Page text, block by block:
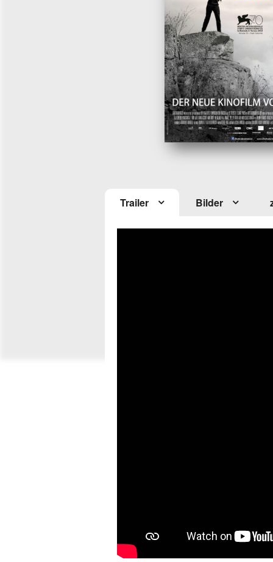
Trailer Bilder